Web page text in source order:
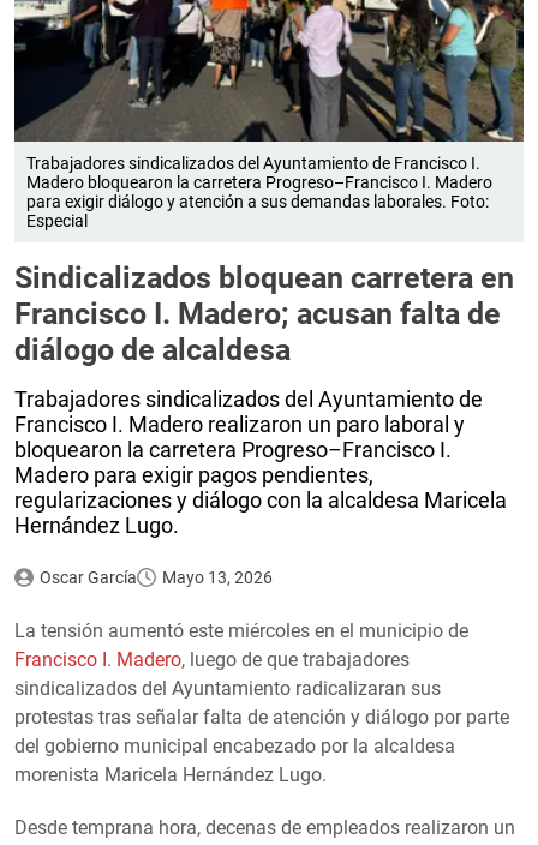
Trabajadores sindicalizados del Ayuntamiento de Francisco I.
Madero bloquearon la carretera Progreso–Francisco I. Madero
para exigir diálogo y atención a sus demandas laborales. Foto:
Especial
Sindicalizados bloquean carretera en
Francisco I. Madero; acusan falta de
diálogo de alcaldesa
Trabajadores sindicalizados del Ayuntamiento de
Francisco I. Madero realizaron un paro laboral y
bloquearon la carretera Progreso–Francisco I.
Madero para exigir pagos pendientes,
regularizaciones y diálogo con la alcaldesa Maricela
Hernández Lugo.
Oscar García Mayo 13, 2026
La tensión aumentó este miércoles en el municipio de
Francisco I. Madero, luego de que trabajadores
sindicalizados del Ayuntamiento radicalizaran sus
protestas tras señalar falta de atención y diálogo por parte
del gobierno municipal encabezado por la alcaldesa
morenista Maricela Hernández Lugo.
Desde temprana hora, decenas de empleados realizaron un